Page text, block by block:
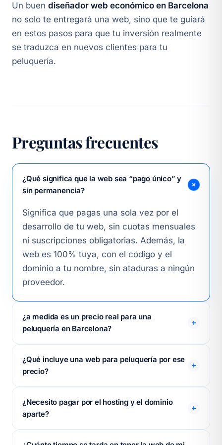
Un buen diseñador web económico en Barcelona
no solo te entregará una web, sino que te guiará
en estos pasos para que tu inversión realmente
se traduzca en nuevos clientes para tu
peluquería.
Preguntas frecuentes
¿Qué significa que la web sea “pago único” y
sin permanencia?
Significa que pagas una sola vez por el
desarrollo de tu web, sin cuotas mensuales
ni suscripciones obligatorias. Además, la
web es 100% tuya, con el código y el
dominio a tu nombre, sin ataduras a ningún
proveedor.
¿a medida es un precio real para una
peluquería en Barcelona?
Hemos optimizado nuestros procesos para
ofrecer una web profesional y funcional
esenciales, a medida en pago único, sin
sorpresas ni costes ocultos.
¿Qué incluye una web para peluquería por ese
precio?
responsive, varias secciones informativas
(Inicio, Servicios, Contacto, Galería),
¿Necesito pagar por el hosting y el dominio
aparte?